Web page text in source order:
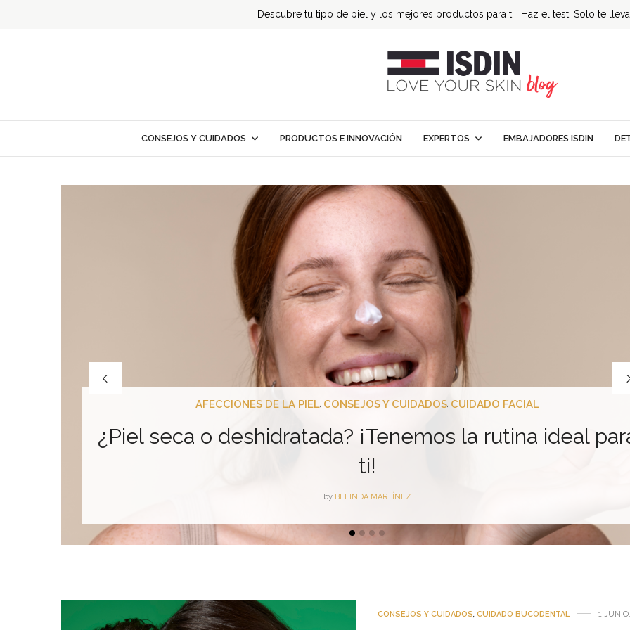
Descubre tu tipo de piel y los mejores productos para ti. ¡Haz el test! Solo te
CONSEJOS Y CUIDADOS PRODUCTOS E INNOVACIÓN EXPERTOS EMBAJADORES ISDIN
AFECCIONES DE LA PIEL, CONSEJOS Y CUIDADOS, CUIDADO FACIAL
¿Piel seca o deshidratada? ¡Tenemos la rutina ideal
ti!
by BELINDA MARTÍNEZ
CONSEJOS Y CUIDADOS, CUIDADO BUCODENTAL 1